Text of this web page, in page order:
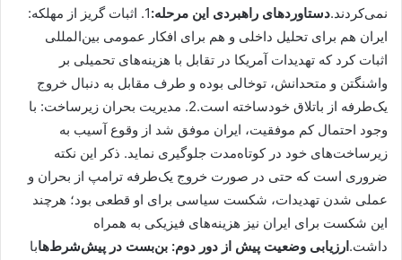
نمی‌کردند.دستاوردهای راهبردی این مرحله: 1. اثبات گریز از مهلکه:
ایران هم برای تحلیل داخلی و هم برای افکار عمومی بین‌المللی
اثبات کرد که تهدیدات آمریکا در تقابل با هزینه‌های تحمیلی بر
واشنگتن و متحدانش، توخالی بوده و طرف مقابل به دنبال خروج
یک‌طرفه از باتلاق خودساخته است.2. مدیریت بحران زیرساخت: با
وجود احتمال کم موفقیت، ایران موفق شد از وقوع آسیب به
زیرساخت‌های خود در کوتاه‌مدت جلوگیری نماید. ذکر این نکته
ضروری است که حتی در صورت خروج یک‌طرفه ترامپ از بحران و
عملی شدن تهدیدات، شکست سیاسی برای او قطعی بود؛ هرچند
این شکست برای ایران نیز هزینه‌های فیزیکی به همراه
داشت. ارزیابی وضعیت پیش از دور دوم: بن‌بست در پیش‌شرط‌هابا